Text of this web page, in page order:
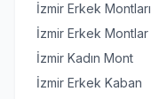
İzmir Erkek Montları
İzmir Erkek Montlar
İzmir Kadın Mont
İzmir Erkek Kaban